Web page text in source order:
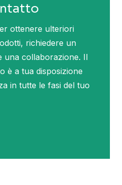
ottenere ulteriori
richiedere un
una collaborazione. Il
è a tua disposizione
in tutte le fasi del tuo